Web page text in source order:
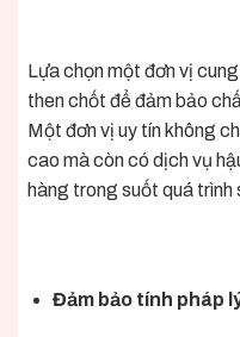
Lựa chọn một đơn vị
then chốt để đảm bảo
Một đơn vị uy tín không
cao mà còn có dịch vụ
hàng trong suốt quá trình
Đảm bảo tính pháp